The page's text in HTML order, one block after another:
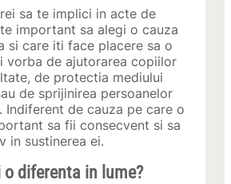
sa te implici in acte de
important sa alegi o cauza
si care iti face placere sa o
vorba de ajutorarea copiilor
de protectia mediului
de sprijinirea persoanelor
Indiferent de cauza pe care o
sa fii consecvent si sa
in sustinerea ei.
o diferenta in lume?